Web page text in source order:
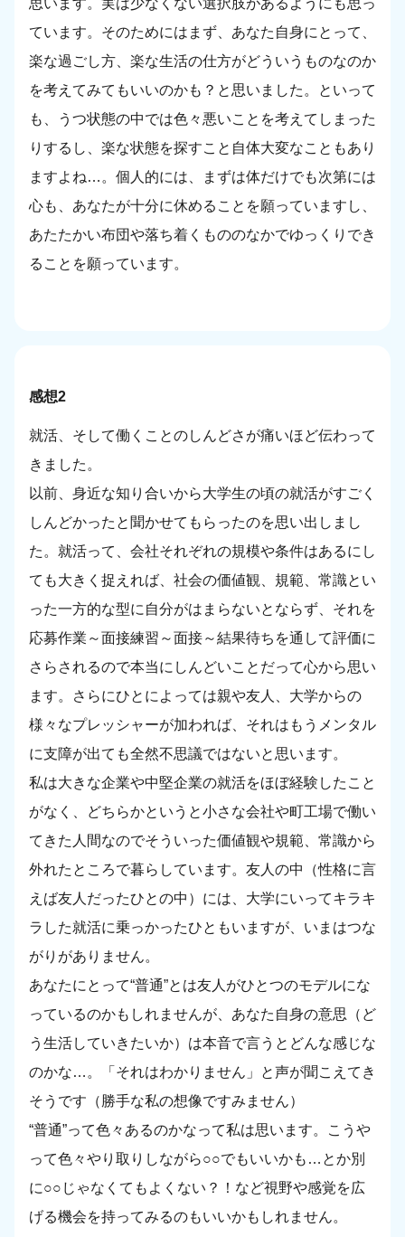
思います。実は少なくない選択肢があるようにも思っ
ています。そのためにはまず、あなた自身にとって、
楽な過ごし方、楽な生活の仕方がどういうものなのか
を考えてみてもいいのかも？と思いました。といって
も、うつ状態の中では色々悪いことを考えてしまった
りするし、楽な状態を探すこと自体大変なこともあり
ますよね…。個人的には、まずは体だけでも次第には
心も、あなたが十分に休めることを願っていますし、
あたたかい布団や落ち着くもののなかでゆっくりでき
ることを願っています。
感想2
就活、そして働くことのしんどさが痛いほど伝わって
きました。
以前、身近な知り合いから大学生の頃の就活がすごく
しんどかったと聞かせてもらったのを思い出しまし
た。就活って、会社それぞれの規模や条件はあるにし
ても大きく捉えれば、社会の価値観、規範、常識とい
った一方的な型に自分がはまらないとならず、それを
応募作業～面接練習～面接～結果待ちを通して評価に
さらされるので本当にしんどいことだって心から思い
ます。さらにひとによっては親や友人、大学からの
様々なプレッシャーが加われば、それはもうメンタル
に支障が出ても全然不思議ではないと思います。
私は大きな企業や中堅企業の就活をほぼ経験したこと
がなく、どちらかというと小さな会社や町工場で働い
てきた人間なのでそういった価値観や規範、常識から
外れたところで暮らしています。友人の中（性格に言
えば友人だったひとの中）には、大学にいってキラキ
ラした就活に乗っかったひともいますが、いまはつな
がりがありません。
あなたにとって“普通”とは友人がひとつのモデルにな
っているのかもしれませんが、あなた自身の意思（ど
う生活していきたいか）は本音で言うとどんな感じな
のかな…。「それはわかりません」と声が聞こえてき
そうです（勝手な私の想像ですみません）
“普通”って色々あるのかなって私は思います。こうや
って色々やり取りしながら○○でもいいかも…とか別
に○○じゃなくてもよくない？！など視野や感覚を広
げる機会を持ってみるのもいいかもしれません。